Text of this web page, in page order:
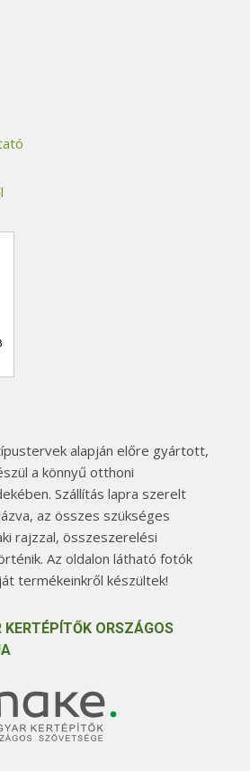
alapján előre gyártott,
a könnyű otthoni
Szállítás lapra szerelt
az összes szükséges
rajzzal, összeszerelési
Az oldalon látható fotók
termékeinkről készültek!
KERTÉPÍTŐK ORSZÁGOS